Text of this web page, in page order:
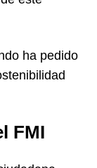
ha pedido
FMI